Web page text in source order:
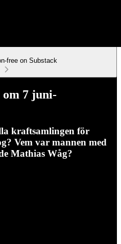
free on Substack
7 juni-
kraftsamlingen för
Vem var mannen med
Mathias Wåg?